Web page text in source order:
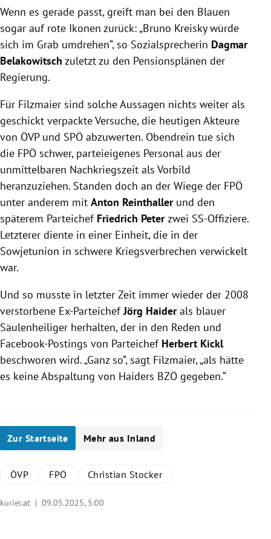
Wenn es gerade passt, greift man bei den Blauen
sogar auf rote Ikonen zurück: „Bruno Kreisky würde
sich im Grab umdrehen“, so Sozialsprecherin Dagmar
Belakowitsch zuletzt zu den Pensionsplänen der
Regierung.
Für Filzmaier sind solche Aussagen nichts weiter als
geschickt verpackte Versuche, die heutigen Akteure
von ÖVP und SPÖ abzuwerten. Obendrein tue sich
die FPÖ schwer, parteieigenes Personal aus der
unmittelbaren Nachkriegszeit als Vorbild
heranzuziehen. Standen doch an der Wiege der FPÖ
unter anderem mit Anton Reinthallerund den
späterem Parteichef Friedrich Peterzwei SS-Offiziere.
Letzterer diente in einer Einheit, die in der
Sowjetunion in schwere Kriegsverbrechen verwickelt
war.
Und so musste in letzter Zeit immer wieder der 2008
verstorbene Ex-ParteichefJörg Haiderals blauer
Säulenheiliger herhalten, der in den Reden und
Facebook-Postings von Parteichef Herbert Kickl
beschworen wird. „Ganz so“, sagt Filzmaier, „als hätte
es keine Abspaltung von Haiders BZÖ gegeben.“
Zur Startseite Mehr aus Inland
ÖVP FPÖ Christian Stocker
kurier.at | 09.05.2025, 5:00